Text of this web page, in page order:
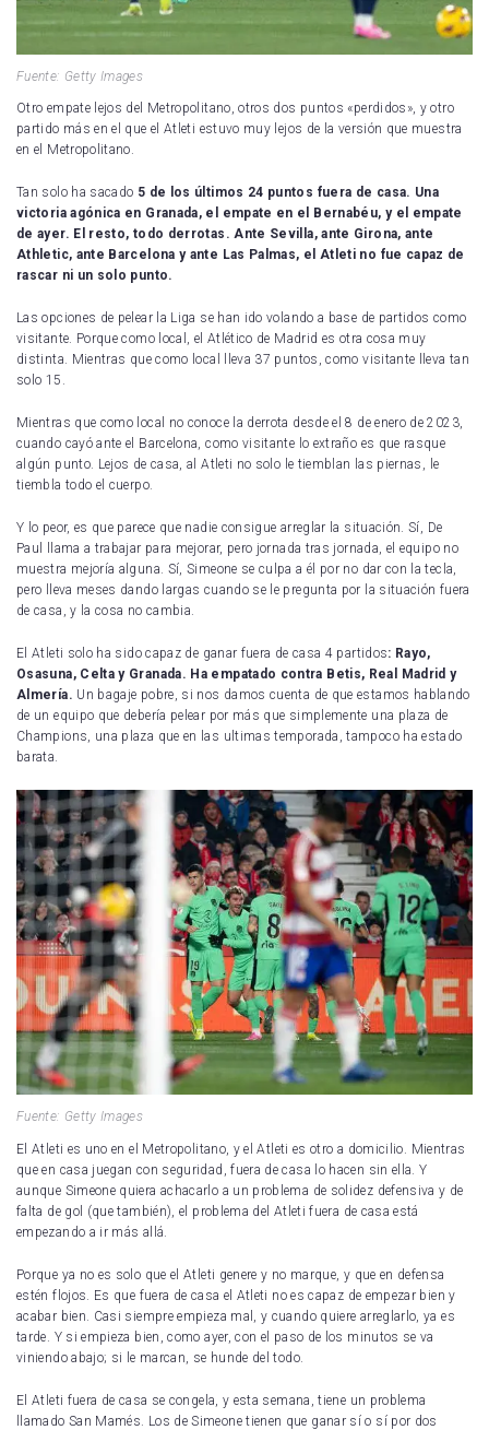
Fuente: Getty Images
Otro empate lejos del Metropolitano, otros dos puntos «perdidos», y otro
partido más en el que el Atleti estuvo muy lejos de la versión que muestra
en el Metropolitano.
Tan solo ha sacado 5 de los últimos 24 puntos fuera de casa. Una
victoria agónica en Granada, el empate en el Bernabéu, y el empate
de ayer. El resto, todo derrotas. Ante Sevilla, ante Girona, ante
Athletic, ante Barcelona y ante Las Palmas, el Atleti no fue capaz de
rascar ni un solo punto.
Las opciones de pelear la Liga se han ido volando a base de partidos como
visitante. Porque como local, el Atlético de Madrid es otra cosa muy
distinta. Mientras que como local lleva 37 puntos, como visitante lleva tan
solo 15.
Mientras que como local no conoce la derrota desde el 8 de enero de 2023,
cuando cayó ante el Barcelona, como visitante lo extraño es que rasque
algún punto. Lejos de casa, al Atleti no solo le tiemblan las piernas, le
tiembla todo el cuerpo.
Y lo peor, es que parece que nadie consigue arreglar la situación. Sí, De
Paul llama a trabajar para mejorar, pero jornada tras jornada, el equipo no
muestra mejoría alguna. Sí, Simeone se culpa a él por no dar con la tecla,
pero lleva meses dando largas cuando se le pregunta por la situación fuera
de casa, y la cosa no cambia.
El Atleti solo ha sido capaz de ganar fuera de casa 4 partidos: Rayo,
Osasuna, Celta y Granada. Ha empatado contra Betis, Real Madrid y
Almería. Un bagaje pobre, si nos damos cuenta de que estamos hablando
de un equipo que debería pelear por más que simplemente una plaza de
Champions, una plaza que en las ultimas temporada, tampoco ha estado
barata.
Fuente: Getty Images
El Atleti es uno en el Metropolitano, y el Atleti es otro a domicilio. Mientras
que en casa juegan con seguridad, fuera de casa lo hacen sin ella. Y
aunque Simeone quiera achacarlo a un problema de solidez defensiva y de
falta de gol (que también), el problema del Atleti fuera de casa está
empezando a ir más allá.
Porque ya no es solo que el Atleti genere y no marque, y que en defensa
estén flojos. Es que fuera de casa el Atleti no es capaz de empezar bien y
acabar bien. Casi siempre empieza mal, y cuando quiere arreglarlo, ya es
tarde. Y si empieza bien, como ayer, con el paso de los minutos se va
viniendo abajo; si le marcan, se hunde del todo.
El Atleti fuera de casa se congela, y esta semana, tiene un problema
llamado San Mamés. Los de Simeone tienen que ganar sí o sí por dos